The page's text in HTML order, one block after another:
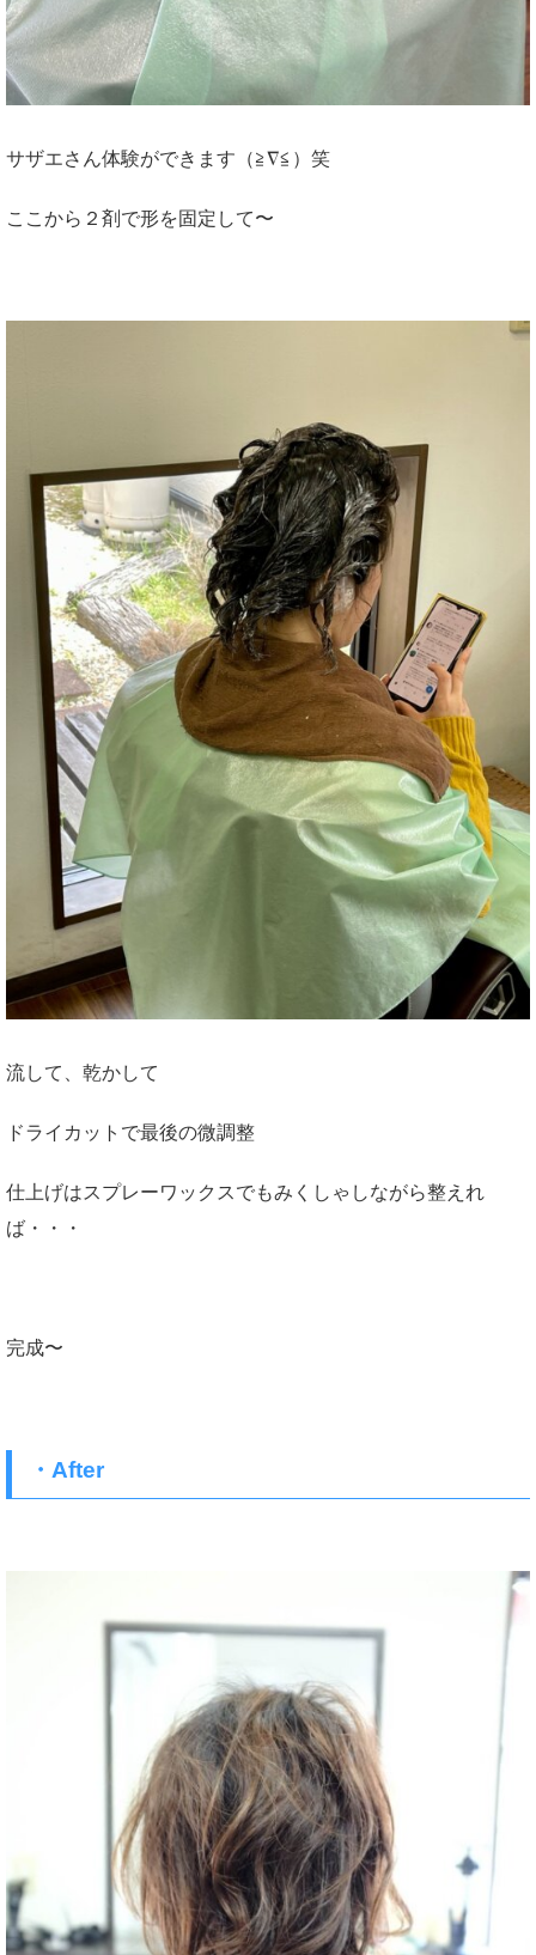
サザエさん体験ができます（≧∇≦）笑
ここから２剤で形を固定して〜
流して、乾かして
ドライカットで最後の微調整
仕上げはスプレーワックスでもみくしゃしながら整えれ
ば・・・
完成〜
・After